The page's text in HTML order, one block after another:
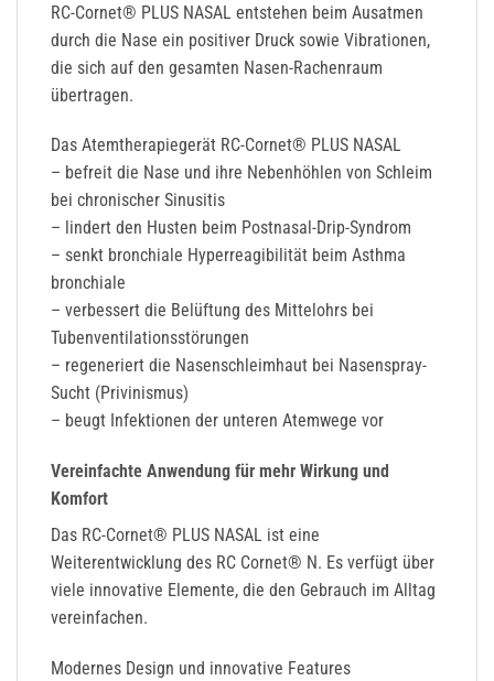
RC-Cornet® PLUS NASAL entstehen beim Ausatmen
durch die Nase ein positiver Druck sowie Vibrationen,
die sich auf den gesamten Nasen-Rachenraum
übertragen.
Das Atemtherapiegerät RC-Cornet® PLUS NASAL
– befreit die Nase und ihre Nebenhöhlen von Schleim
bei chronischer Sinusitis
– lindert den Husten beim Postnasal-Drip-Syndrom
– senkt bronchiale Hyperreagibilität beim Asthma
bronchiale
– verbessert die Belüftung des Mittelohrs bei
Tubenventilationsstörungen
– regeneriert die Nasenschleimhaut bei Nasenspray-
Sucht (Privinismus)
– beugt Infektionen der unteren Atemwege vor
Vereinfachte Anwendung für mehr Wirkung und
Komfort
Das RC-Cornet® PLUS NASAL ist eine
Weiterentwicklung des RC Cornet® N. Es verfügt über
viele innovative Elemente, die den Gebrauch im Alltag
vereinfachen.
Modernes Design und innovative Features